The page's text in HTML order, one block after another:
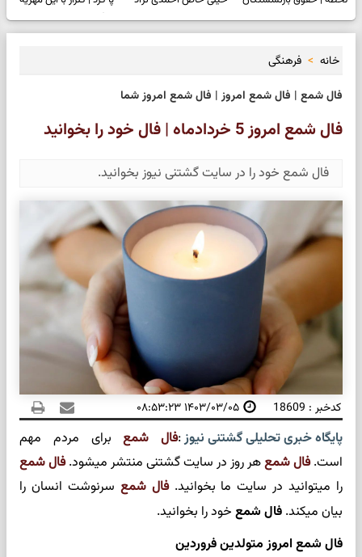
در 26 تیرماه تغییر کرد
جنجالی شد
سنگین خودش را بدبخت
کرد
خانه
فرهنگی
فال شمع | فال شمع امروز | فال شمع امروز شما
فال شمع امروز 5 خردادماه | فال خود را بخوانید
فال شمع خود را در سایت گشتنی نیوز بخوانید.
کدخبر : 18609 ۱۴۰۳/۰۳/۰۵ ۰۸:۵۳:۲۳
پایگاه خبری تحلیلی گشتنی نیوز:فال شمعبرای مردم مهم
است.فال شمعهر روز در سایت گشتنی منتشر میشود.فال شمع
را میتوانید در سایت ما بخوانید.فال شمع سرنوشت انسان را
بیان میکند. فال شمع خود را بخوانید.
فال شمع امروز متولدین فروردین